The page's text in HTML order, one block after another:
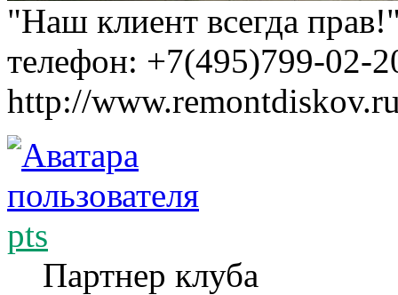
"Наш клиент всегда
телефон: +7(495)799-02-
http://
pts
Партнер клуба